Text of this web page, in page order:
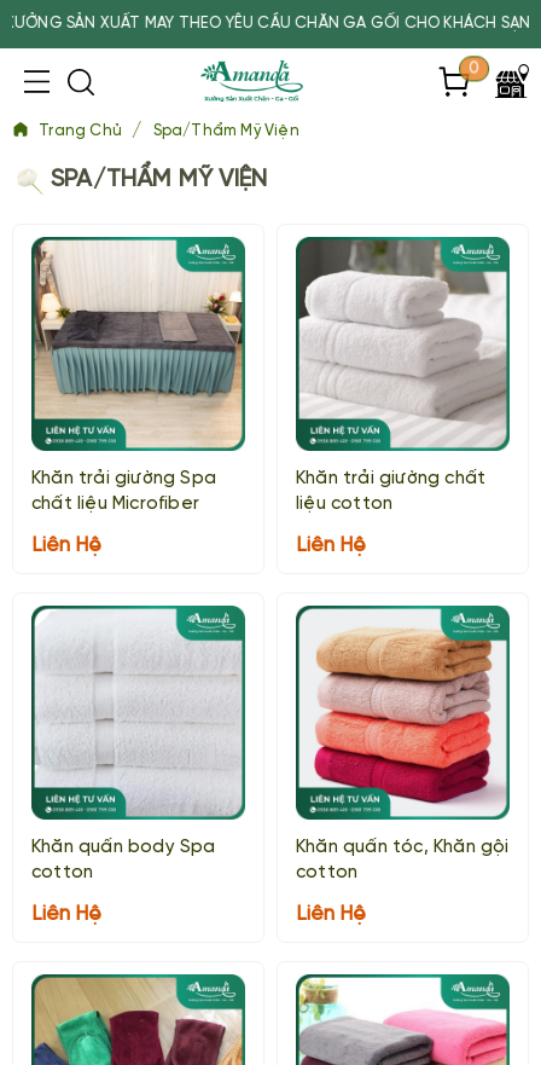
SẢN XUẤT MAY THEO YÊU CẦU CHĂN GA GỐI CHO KHÁCH SẠN, SPA,
0
Trang Chủ / Spa/Thẩm Mỹ Viện
SPA/THẨM MỸ VIỆN
Khăn trải giường Spa
chất liệu Microfiber
Liên Hệ
Khăn trải giường chất
liệu cotton
Liên Hệ
Khăn quấn body Spa
cotton
Liên Hệ
Khăn quấn tóc, Khăn gội
cotton
Liên Hệ